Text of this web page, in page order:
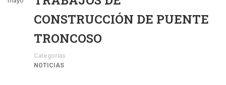
CONSTRUCCIÓN DE PUENTE
TRONCOSO
Categorías
NOTICIAS